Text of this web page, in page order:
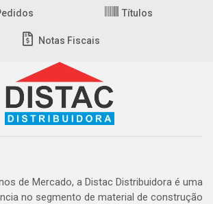
Títulos
Notas Fiscais
de Mercado, a Distac Distribuidora é uma
no segmento de material de construção